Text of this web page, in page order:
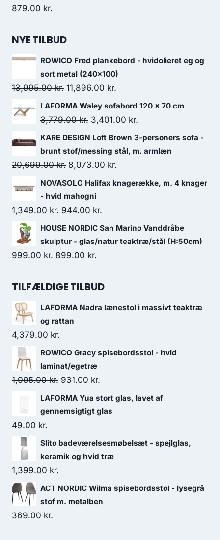
879.00 kr.
NYE TILBUD
ROWICO Fred plankebord - hvidolieret eg og
sort metal (240x100)
13,995.00kr. 11,896.00 kr.
LAFORMA Waley sofabord 120 x 70 cm
3,779.00kr. 3,401.00 kr.
KARE DESIGN Loft Brown 3-personers sofa -
brunt stof/messing stål, m. armlæn
20,699.00kr. 8,073.00 kr.
NOVASOLO Halifax knagerække, m. 4 knager
- hvid mahogni
1,349.00kr. 944.00 kr.
HOUSE NORDIC San Marino Vanddråbe
skulptur - glas/natur teaktræ/stål (H:50cm)
999.00kr. 899.00 kr.
TILFÆLDIGE TILBUD
LAFORMA Nadra lænestol i massivt teaktræ
og rattan
4,379.00 kr.
ROWICO Gracy spisebordsstol - hvid
laminat/egetræ
1,095.00kr. 931.00 kr.
LAFORMA Yua stort glas, lavet af
gennemsigtigt glas
49.00 kr.
Slito badeværelsesmøbelsæt - spejlglas,
keramik og hvid træ
1,399.00 kr.
ACT NORDIC Wilma spisebordsstol - lysegrå
stof m. metalben
369.00 kr.